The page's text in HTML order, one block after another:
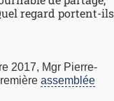
regard portent-ils
2017, Mgr Pierre-
assemblée